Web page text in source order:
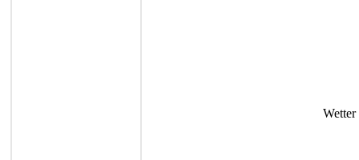
Wetter